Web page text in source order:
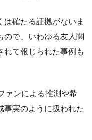
は確たる証拠がないま
ので、いわゆる友人関
れて報じられた事例も
ァンによる推測や希
事実のように扱われた